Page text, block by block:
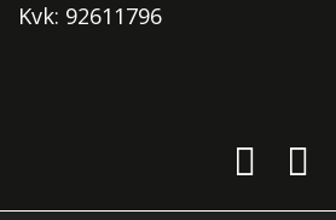
Kvk: 92611796